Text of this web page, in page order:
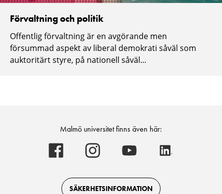
Förvaltning och politik
Offentlig förvaltning är en avgörande men
försummad aspekt av liberal demokrati såväl som
auktoritärt styre, på nationell såväl...
Malmö universitet finns även här:
Malmö
universitet
on
Facebook
Malmö
universitet
on
Instagram
Malmö
universitet
on
Youtube
SÄKERHETSINFORMATION